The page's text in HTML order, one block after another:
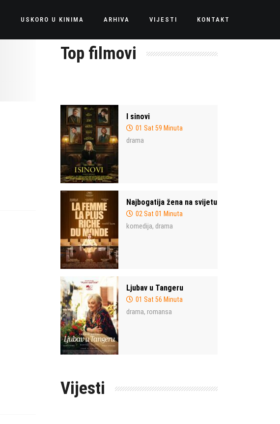
USKORO U KINIMA ARHIVA VIJESTI KONTAKT
Top filmovi
I sinovi
01 Sat 59 Minuta
drama
Najbogatija žena na svijetu
02 Sat 01 Minuta
komedija, drama
Ljubav u Tangeru
01 Sat 56 Minuta
drama, romansa
Vijesti